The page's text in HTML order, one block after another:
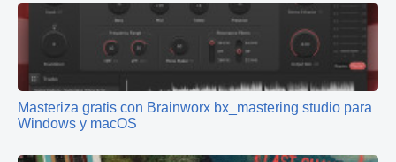
Masteriza gratis con Brainworx bx_mastering studio para
Windows y macOS